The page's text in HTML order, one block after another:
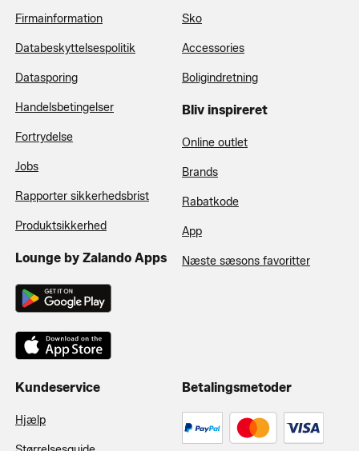
Firmainformation
Databeskyttelsespolitik
Datasporing
Handelsbetingelser
Fortrydelse
Jobs
Rapporter sikkerhedsbrist
Produktsikkerhed
Lounge by Zalando Apps
Sko
Accessories
Boligindretning
Bliv inspireret
Online outlet
Brands
Rabatkode
App
Næste sæsons favoritter
Kundeservice
Hjælp
Betalingsmetoder